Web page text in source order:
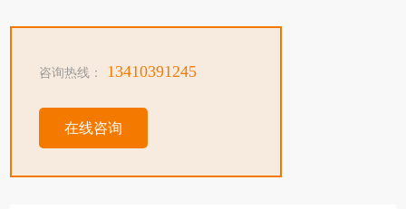
咨询热线： 13410391245
在线咨询